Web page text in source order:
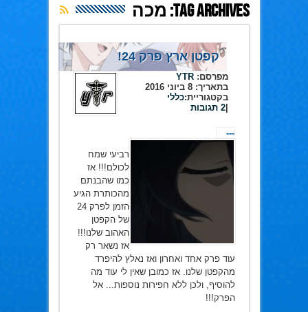
Tag Archives: מכה
קפטן ארץ פרק 24!
מפרסם:YTR
בתאריך:8 ביוני 2016
בקטגוריית:כללי
|2 תגובות
---
רביעי שמח
לכולם!!! אז
כמו שהבנתם
מהכותרת הגיע
הזמן לפרק 24
של הקפטן
האהוב שלנו!!!
אז נשאר רק
עוד פרק אחד ואחרון ואז נאלץ להיפרד
מהקפטן שלנו. אז כמובן שאין לי עוד מה
להוסיף, ולכן ללא חפירות נוספות... אל
הפרק!!!